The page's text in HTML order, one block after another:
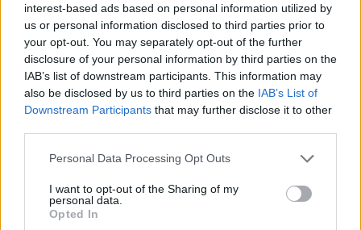
interest-based ads based on personal information utilized by
us or personal information disclosed to third parties prior to
your opt-out. You may separately opt-out of the further
disclosure of your personal information by third parties on the
IAB’s list of downstream participants. This information may
also be disclosed by us to third parties on the IAB’s List of
Downstream Participants that may further disclose it to other
Please note that this website/app uses one or more Google
not limited to your visit or usage behaviour. You may click to
grant or deny consent to Google and its third-party tags to
use your data for below specified purposes in below Google
Personal Data Processing Opt Outs
I want to opt-out of the Sharing of my
personal data.
Opted In